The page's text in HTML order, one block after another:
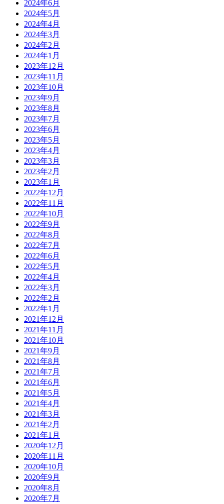
2024年6月
2024年5月
2024年4月
2024年3月
2024年2月
2024年1月
2023年12月
2023年11月
2023年10月
2023年9月
2023年8月
2023年7月
2023年6月
2023年5月
2023年4月
2023年3月
2023年2月
2023年1月
2022年12月
2022年11月
2022年10月
2022年9月
2022年8月
2022年7月
2022年6月
2022年5月
2022年4月
2022年3月
2022年2月
2022年1月
2021年12月
2021年11月
2021年10月
2021年9月
2021年8月
2021年7月
2021年6月
2021年5月
2021年4月
2021年3月
2021年2月
2021年1月
2020年12月
2020年11月
2020年10月
2020年9月
2020年8月
2020年7月